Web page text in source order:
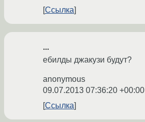
Ссылка
...
ебилды джакузи будут?
anonymous
09.07.2013 07:36:20 +00:00
Ссылка